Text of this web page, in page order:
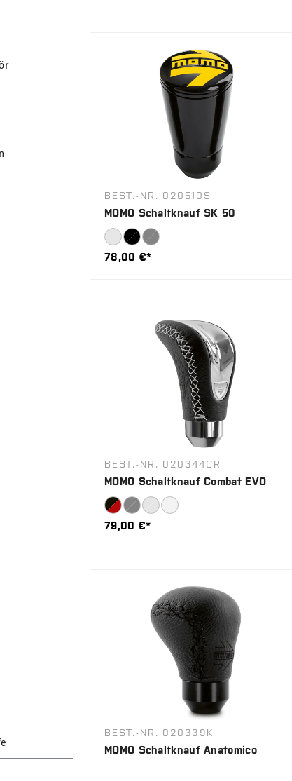
BEST.-NR. 020510S
MOMO Schaltknauf SK 50
78,00 €*
BEST.-NR. 020344CR
MOMO Schaltknauf Combat EVO
79,00 €*
BEST.-NR. 020339K
MOMO Schaltknauf Anatomico